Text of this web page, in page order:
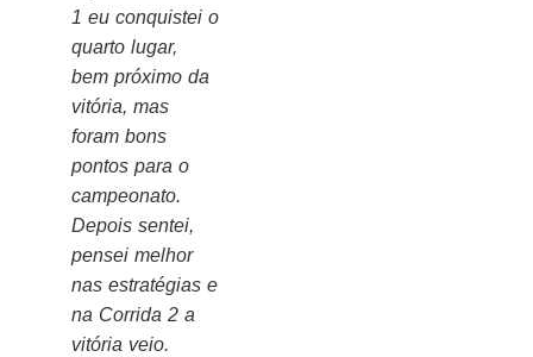
1 eu conquistei o
quarto lugar,
bem próximo da
vitória, mas
foram bons
pontos para o
campeonato.
Depois sentei,
pensei melhor
nas estratégias e
na Corrida 2 a
vitória veio.